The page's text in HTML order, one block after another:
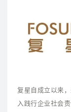
复星自成立以来
入践行企业社会